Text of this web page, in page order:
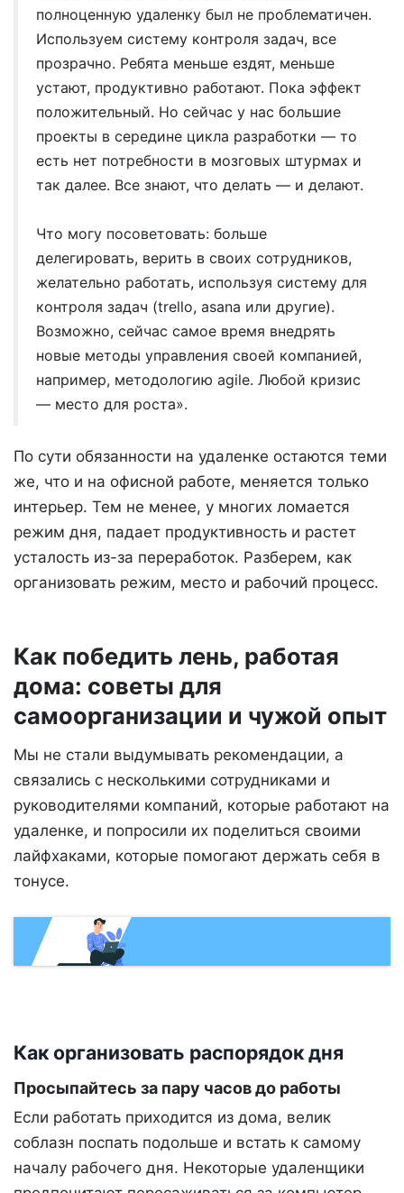
полноценную удаленку был не проблематичен.
Используем систему контроля задач, все
прозрачно. Ребята меньше ездят, меньше
устают, продуктивно работают. Пока эффект
положительный. Но сейчас у нас большие
проекты в середине цикла разработки — то
есть нет потребности в мозговых штурмах и
так далее. Все знают, что делать — и делают.
Что могу посоветовать: больше
делегировать, верить в своих сотрудников,
желательно работать, используя систему для
контроля задач (trello, asana или другие).
Возможно, сейчас самое время внедрять
новые методы управления своей компанией,
например, методологию agile. Любой кризис
— место для роста».
По сути обязанности на удаленке остаются теми
же, что и на офисной работе, меняется только
интерьер. Тем не менее, у многих ломается
режим дня, падает продуктивность и растет
усталость из-за переработок. Разберем, как
организовать режим, место и рабочий процесс.
Как победить лень, работая
дома: советы для
самоорганизации и чужой опыт
Мы не стали выдумывать рекомендации, а
связались с несколькими сотрудниками и
руководителями компаний, которые работают на
удаленке, и попросили их поделиться своими
лайфхаками, которые помогают держать себя в
тонусе.
Как организовать распорядок дня
Просыпайтесь за пару часов до работы
Если работать приходится из дома, велик
соблазн поспать подольше и встать к самому
началу рабочего дня. Некоторые удаленщики